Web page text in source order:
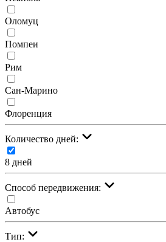
Оломуц
Помпеи
Рим
Сан-Марино
Флоренция
Количество дней:
8 дней
Cпособ передвижения:
Автобус
Тип: